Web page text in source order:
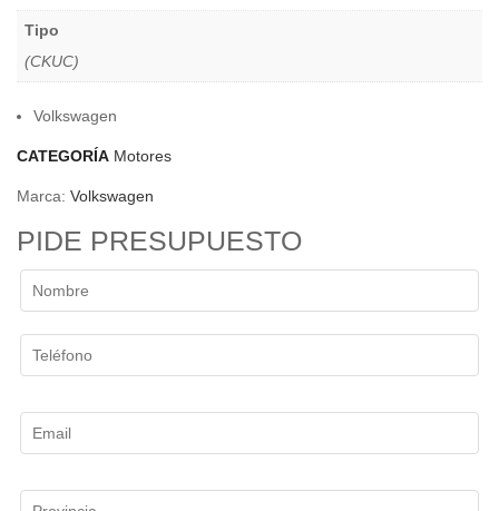
Tipo
(CKUC)
Volkswagen
CATEGORÍA Motores
Marca: Volkswagen
PIDE PRESUPUESTO